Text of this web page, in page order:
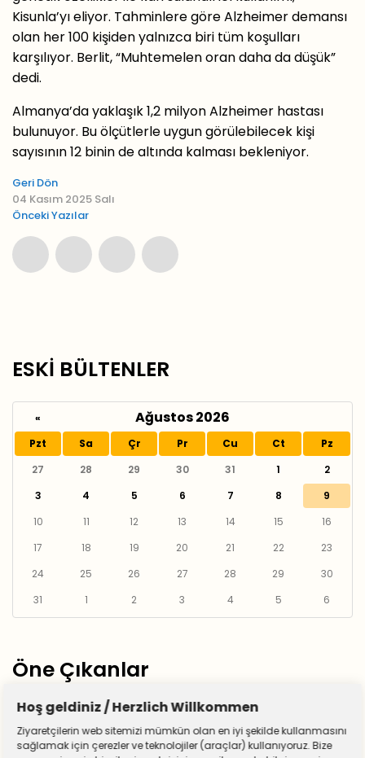
Kisunla’yı eliyor. Tahminlere göre Alzheimer demansı
olan her 100 kişiden yalnızca biri tüm koşulları
karşılıyor. Berlit, “Muhtemelen oran daha da düşük”
dedi.
Almanya’da yaklaşık 1,2 milyon Alzheimer hastası
bulunuyor. Bu ölçütlerle uygun görülebilecek kişi
sayısının 12 binin de altında kalması bekleniyor.
Geri Dön
04 Kasım 2025 Salı
Önceki Yazılar
ESKİ BÜLTENLER
« Ağustos 2026
Pzt Sa Çr Pr Cu Ct
Pz
27
28 29 30 31 1
2
3
4 5 6 7 8
9
10
11 12 13 14 15
16
17
18 19 20 21 22
23
24
25 26 27 28 29
30
31
1 2 3 4 5 6
Öne Çıkanlar
Hoş geldiniz / Herzlich Willkommen
Ziyaretçilerin web sitemizi mümkün olan en iyi şekilde kullanmasını
sağlamak için çerezler ve teknolojiler (araçlar) kullanıyoruz. Bize